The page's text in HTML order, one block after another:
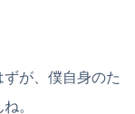
が、僕自身のた
。